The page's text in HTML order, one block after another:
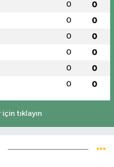
0 0
0 0
0 0
0 0
0 0
0 0
tıklayın